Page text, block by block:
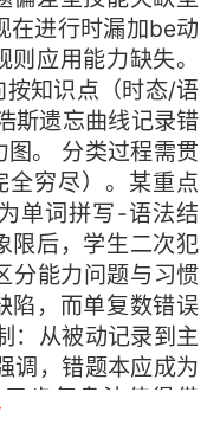
在进行时漏加be动
应用能力缺失。
按知识点（时态/语
斯遗忘曲线记录错
。 分类过程需贯
全穷尽）。某重点
单词拼写-语法结
限后，学生二次犯
分能力问题与习惯
陷，而单复数错误
：从被动记录到主
调，错题本应成为
步复盘法值得借
2.紫色标注关联知